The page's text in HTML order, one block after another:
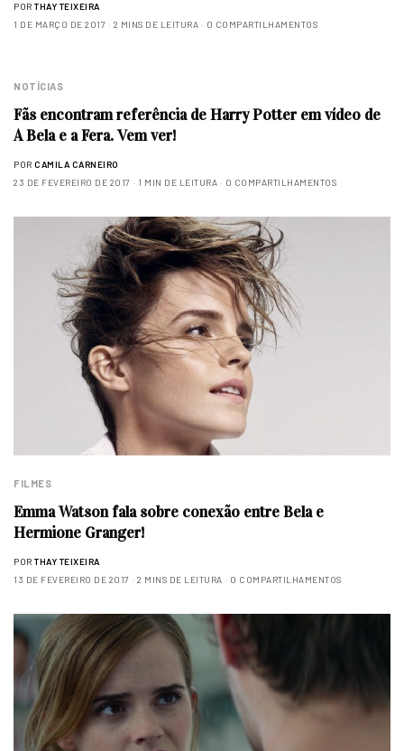
POR THAY TEIXEIRA
1 DE MARÇO DE 2017
2 MINS DE LEITURA 0 COMPARTILHAMENTOS
NOTÍCIAS
Fãs encontram referência de Harry Potter em vídeo de
A Bela e a Fera. Vem ver!
POR CAMILA CARNEIRO
23 DE FEVEREIRO DE 2017
1 MIN DE LEITURA 0 COMPARTILHAMENTOS
FILMES
Emma Watson fala sobre conexão entre Bela e
Hermione Granger!
POR THAY TEIXEIRA
13 DE FEVEREIRO DE 2017
2 MINS DE LEITURA 0 COMPARTILHAMENTOS